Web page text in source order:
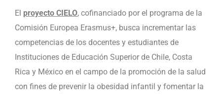
El proyecto CIELO, cofinanciado por el programa de la
Comisión Europea Erasmus+, busca incrementar las
competencias de los docentes y estudiantes de
Instituciones de Educación Superior de Chile, Costa
Rica y México en el campo de la promoción de la salud
con fines de prevenir la obesidad infantil y fomentar la